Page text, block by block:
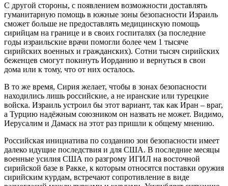
С другой стороны, с появлением возможности доставлять
гуманитарную помощь в южные зоны безопасности Израиль
сможет больше не предоставлять медицинскую помощь
сирийцам на границе и в своих госпиталях (за последние
годы израильские врачи помогли более чем 1 тысяче
сирийских военных и гражданских). Сотни тысяч сирийских
беженцев смогут покинуть Иорданию и вернуться в свои
дома или к тому, что от них осталось.
В то же время, Сирия желает, чтобы в зонах безопасности
находились лишь российские, а не иранские или турецкие
войска. Израиль устроил бы этот вариант, так как Иран – враг,
а Турцию надёжным союзником он назвать не может. Видимо,
Иерусалим и Дамаск на этот раз пришли к общему мнению.
Российская инициатива по созданию зон безопасности имеет
далеко идущие последствия и для США. В последние месяцы
военные усилия США по разгрому ИГИЛ на восточной
сирийской базе в Ракке, к которым относятся поставки оружия
сирийским курдам, встречают сопротивление в виде